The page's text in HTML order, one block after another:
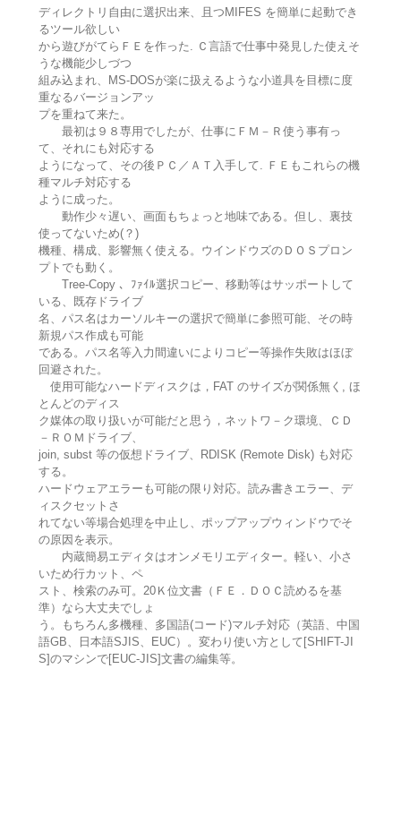
ディレクトリ自由に選択出来、且つMIFES を簡単に起動でき
るツール欲しい
から遊びがてらＦＥを作った. Ｃ言語で仕事中発見した使えそ
うな機能少しづつ
組み込まれ、MS-DOSが楽に扱えるような小道具を目標に度
重なるバージョンアッ
プを重ねて来た。
最初は９８専用でしたが、仕事にＦＭ－Ｒ使う事有っ
て、それにも対応する
ようになって、その後ＰＣ／ＡＴ入手して. ＦＥもこれらの機
種マルチ対応する
ように成った。
動作少々遅い、画面もちょっと地味である。但し、裏技
使ってないため(？)
機種、構成、影響無く使える。ウインドウズのＤＯＳプロン
プトでも動く。
Tree-Copy 、ﾌｧｲﾙ選択コピー、移動等はサッポートして
いる、既存ドライブ
名、パス名はカーソルキーの選択で簡単に参照可能、その時
新規パス作成も可能
である。パス名等入力間違いによりコピー等操作失敗はほぼ
回避された。
使用可能なハードディスクは，FAT のサイズが関係無く, ほ
とんどのディス
ク媒体の取り扱いが可能だと思う，ネットワ－ク環境、ＣＤ
－ＲＯＭドライブ、
join, subst 等の仮想ドライブ、RDISK (Remote Disk) も対応
する。
ハードウェアエラーも可能の限り対応。読み書きエラー、デ
ィスクセットさ
れてない等場合処理を中止し、ポップアップウィンドウでそ
の原因を表示。
内蔵簡易エディタはオンメモリエディター。軽い、小さ
いため行カット、ペ
スト、検索のみ可。20Ｋ位文書（ＦＥ．ＤＯＣ読めるを基
準）なら大丈夫でしょ
う。もちろん多機種、多国語(コード)マルチ対応（英語、中国
語GB、日本語SJIS、EUC）。変わり使い方として[SHIFT-JI
S]のマシンで[EUC-JIS]文書の編集等。